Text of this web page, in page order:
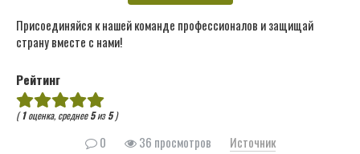
Присоединяйся к нашей команде профессионалов и защищай
страну вместе с нами!
Рейтинг
(1оценка, среднее5из5)
0 36 просмотров Источник